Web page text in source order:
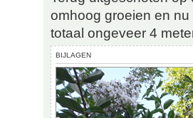
omhoog groeien en
totaal ongeveer 4
BIJLAGEN